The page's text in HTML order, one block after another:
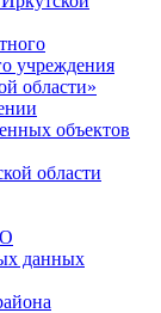
учреждения
области»
объектов
области
данных